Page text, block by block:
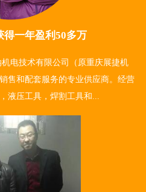
得一年盈利50多万
电技术有限公司（原重庆展捷机
售和配套服务的专业供应商。经营
液压工具，焊割工具和...